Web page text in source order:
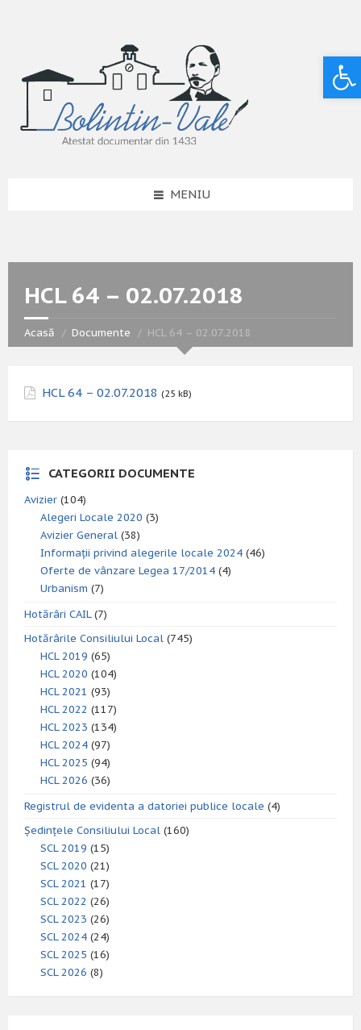
MENIU
HCL 64 – 02.07.2018
Acasă Documente HCL 64 – 02.07.2018
HCL 64 – 02.07.2018 (25 kB)
CATEGORII DOCUMENTE
Avizier (104)
Alegeri Locale 2020 (3)
Avizier General (38)
Informații privind alegerile locale 2024 (46)
Oferte de vânzare Legea 17/2014 (4)
Urbanism (7)
Hotărâri CAIL(7)
Hotărârile Consiliului Local (745)
HCL 2019 (65)
HCL 2020 (104)
HCL 2021 (93)
HCL 2022 (117)
HCL 2023 (134)
HCL 2024 (97)
HCL 2025 (94)
HCL 2026 (36)
Registrul de evidenta a datoriei publice locale (4)
Ședințele Consiliului Local (160)
SCL 2019 (15)
SCL 2020 (21)
SCL 2021 (17)
SCL 2022 (26)
SCL 2023 (26)
SCL 2024 (24)
SCL 2025 (16)
SCL 2026 (8)
Deschide bara de unelte